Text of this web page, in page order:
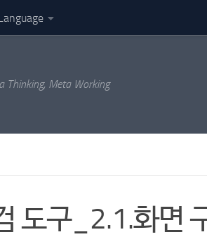
Thinking, Meta Working
도구_2.1.화면